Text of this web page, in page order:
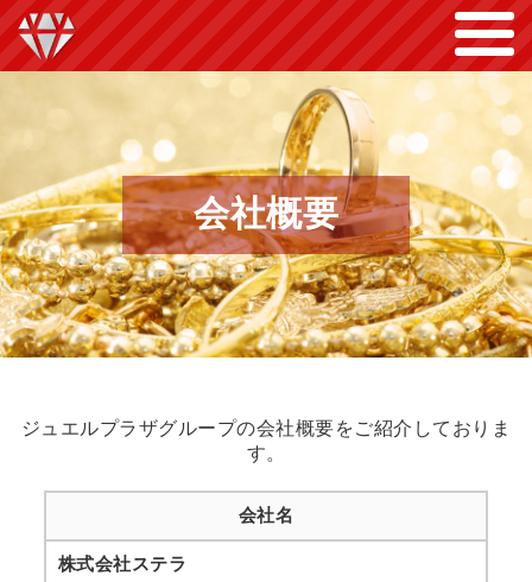
会社概要
ジュエルプラザグループの会社概要をご紹介しておりま
す。
会社名
株式会社ステラ